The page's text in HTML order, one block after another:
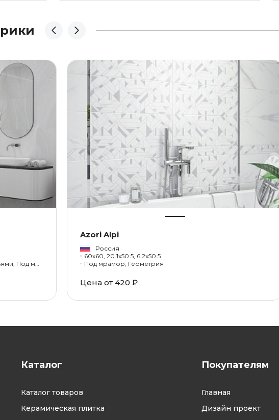
Под обои, с орнаментом, С цветами, С листьями, Под мрамор, Под оникс
Azori Alpi
Россия
60x60, 20.1x50.5, 6.2x50.5
Под мрамор, Геометрия
Цена от 420 ₽
Каталог
Каталог товаров
Керамическая плитка
Покупателям
Главная
Дизайн проект